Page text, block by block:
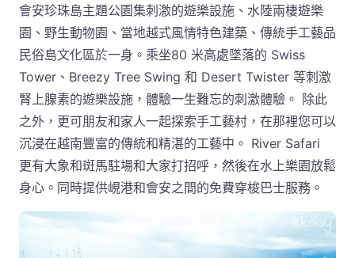
會安珍珠島主題公園集刺激的遊樂設施、水陸兩棲遊樂
園、野生動物園、當地越式風情特色建築、傳統手工藝品
民俗島文化區於一身。乘坐80 米高處墜落的 Swiss
Tower、Breezy Tree Swing 和 Desert Twister 等刺激
腎上腺素的遊樂設施，體驗一生難忘的刺激體驗。 除此
之外，更可朋友和家人一起探索手工藝村，在那裡您可以
沉浸在越南豐富的傳統和精湛的工藝中。 River Safari
更有大象和斑馬駐場和大家打招呼，然後在水上樂園放鬆
身心。同時提供峴港和會安之間的免費穿梭巴士服務。